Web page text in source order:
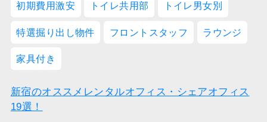
初期費用激安 トイレ共用部 トイレ男女別
特選掘り出し物件 フロントスタッフ ラウンジ
家具付き
新宿のオススメレンタルオフィス・シェアオフィス
19選！